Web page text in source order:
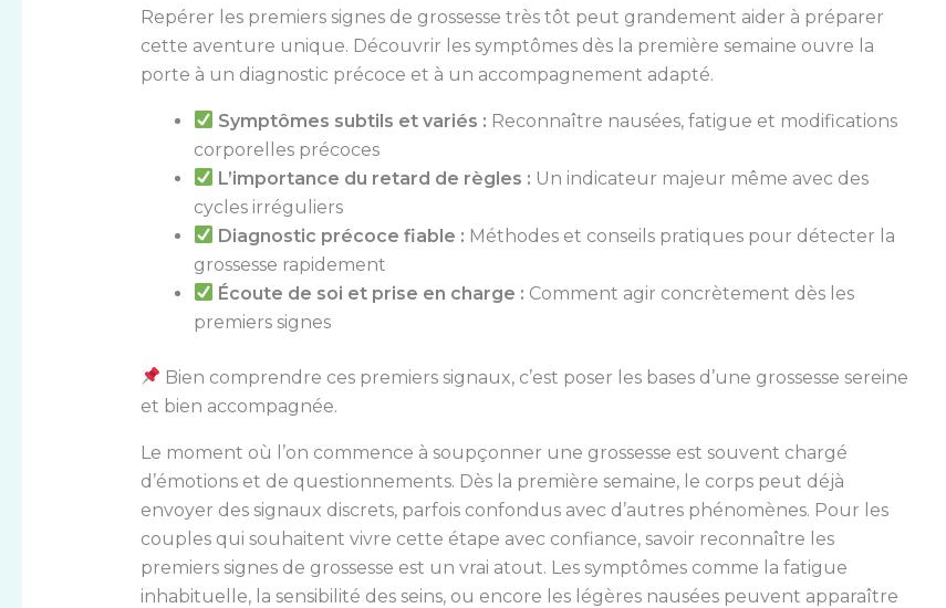
Repérer les premiers signes de grossesse très tôt peut grandement aider à préparer
cette aventure unique. Découvrir les symptômes dès la première semaine ouvre la
porte à un diagnostic précoce et à un accompagnement adapté.
Symptômes subtils et variés : Reconnaître nausées, fatigue et modifications
corporelles précoces
L’importance du retard de règles : Un indicateur majeur même avec des
cycles irréguliers
Diagnostic précoce fiable : Méthodes et conseils pratiques pour détecter la
grossesse rapidement
Écoute de soi et prise en charge : Comment agir concrètement dès les
premiers signes
Bien comprendre ces premiers signaux, c’est poser les bases d’une grossesse sereine
et bien accompagnée.
Le moment où l’on commence à soupçonner une grossesse est souvent chargé
d’émotions et de questionnements. Dès la première semaine, le corps peut déjà
envoyer des signaux discrets, parfois confondus avec d’autres phénomènes. Pour les
couples qui souhaitent vivre cette étape avec confiance, savoir reconnaître les
premiers signes de grossesse est un vrai atout. Les symptômes comme la fatigue
inhabituelle, la sensibilité des seins, ou encore les légères nausées peuvent apparaître